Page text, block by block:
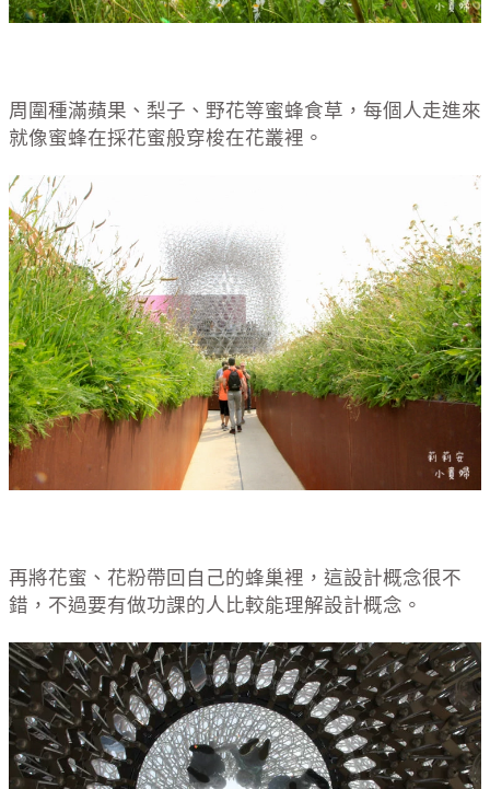
周圍種滿蘋果、梨子、野花等蜜蜂食草，每個人走進來
就像蜜蜂在採花蜜般穿梭在花叢裡。
再將花蜜、花粉帶回自己的蜂巢裡，這設計概念很不
錯，不過要有做功課的人比較能理解設計概念。